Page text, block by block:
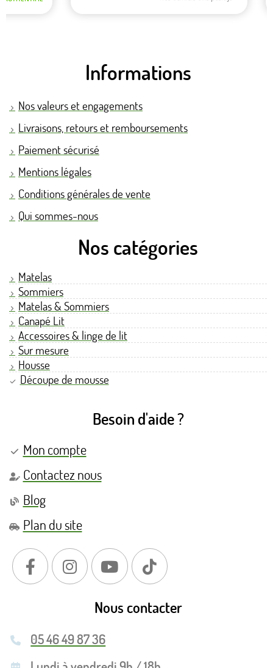
Informations
Nos valeurs et engagements
Livraisons, retours et remboursements
Paiement sécurisé
Mentions légales
Conditions générales de vente
Qui sommes-nous
Nos catégories
Matelas
Sommiers
Matelas & Sommiers
Canapé Lit
Accessoires & linge de lit
Sur mesure
Housse
Découpe de mousse
Besoin d'aide ?
Mon compte
Contactez nous
Blog
Plan du site
Nous contacter
05 46 49 87 36